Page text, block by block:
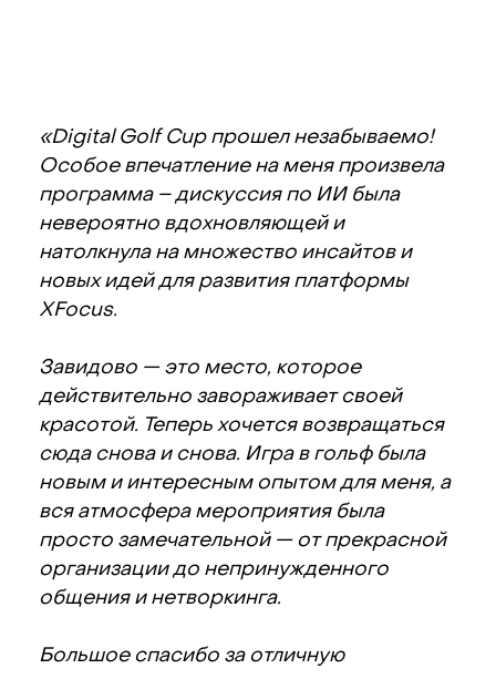
«Digital Golf Cup прошел незабываемо!
Особое впечатление на меня произвела
программа – дискуссия по ИИ была
невероятно вдохновляющей и
натолкнула на множество инсайтов и
новых идей для развития платформы
XFocus.
Завидово — это место, которое
действительно завораживает своей
красотой. Теперь хочется возвращаться
сюда снова и снова. Игра в гольф была
новым и интересным опытом для меня, а
вся атмосфера мероприятия была
просто замечательной — от прекрасной
организации до непринужденного
общения и нетворкинга.
Большое спасибо за отличную